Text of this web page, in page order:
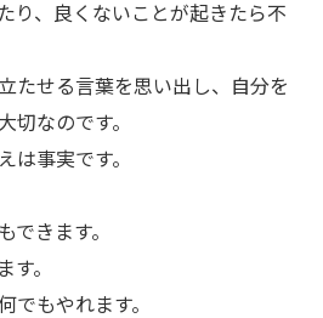
り、良くないことが起きたら不
たせる言葉を思い出し、自分を
切なのです。
事実です。
きます。
。
もやれます。